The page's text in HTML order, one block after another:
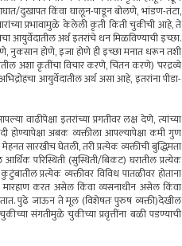
दुखापत किंवा घालून-पाडून बोलणे, भांडण-तंटा,
प्रभावामुळे केलेली कृती किती चुकीची आहे, ते
आयुर्वेदातील अर्थ इतरांचे धन मिळविण्याची इच्छा.
नुकसान होणे, इजा होणे ही इच्छा मनात धरून तशी
अशा कृतींचा विचार करणे, चिंतन करणे) ‌‘परद्रव्ये
आयुर्वेदातील अर्थ असा आहे, इतरांना पीडा-
वाढीपेक्षा इतरांच्या प्रगतीवर लक्ष देणे, त्यांच्या
अबक व्यक्तीला आपल्यापेक्षा कमी गुण
सारखीच घेतली, तरी प्रत्येक व्यक्तीची बुद्धिमता
परिस्थिती (सुस्थिती/बिकट) घरातील प्रत्येक
प्रत्येक व्यक्तीवर विविध पातळीवर होताना
मारहाण करत असेल किंवा व्यसनाधीन असेल किंवा
पुढे जाऊन ते मूल (विशेषतः पुरुष व्यक्ती)देखील
संगतीमुळे चुकीच्या प्रवृत्तींना बळी पडण्याची